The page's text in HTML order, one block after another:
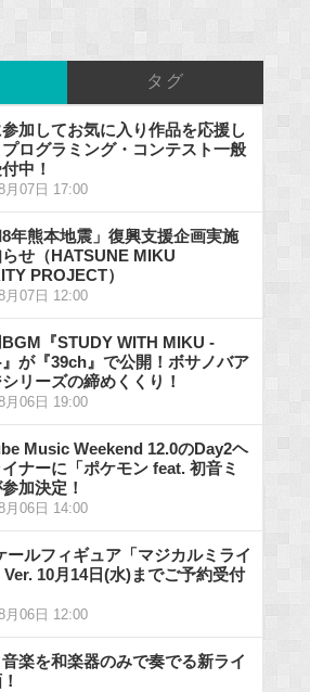
タグ
加してお気に入り作品を応援し
プログラミング・コンテスト一般
中！
月07日 17:00
8年熊本地震」復興支援企画実施
せ（HATSUNE MIKU
PROJECT）
月07日 12:00
『STUDY WITH MIKU -
が『39ch』で公開！ボサノバア
リーズの締めくくり！
月06日 19:00
Music Weekend 12.0のDay2ヘ
ナーに「ポケモン feat. 初音ミ
加決定！
月06日 14:00
ールフィギュア「マジカルミライ
Ver. 10月14日(水)までご予約受付
月06日 12:00
楽を和楽器のみで奏でる新ライ